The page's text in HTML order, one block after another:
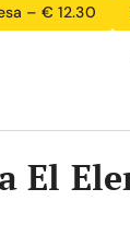
– € 12.30
El